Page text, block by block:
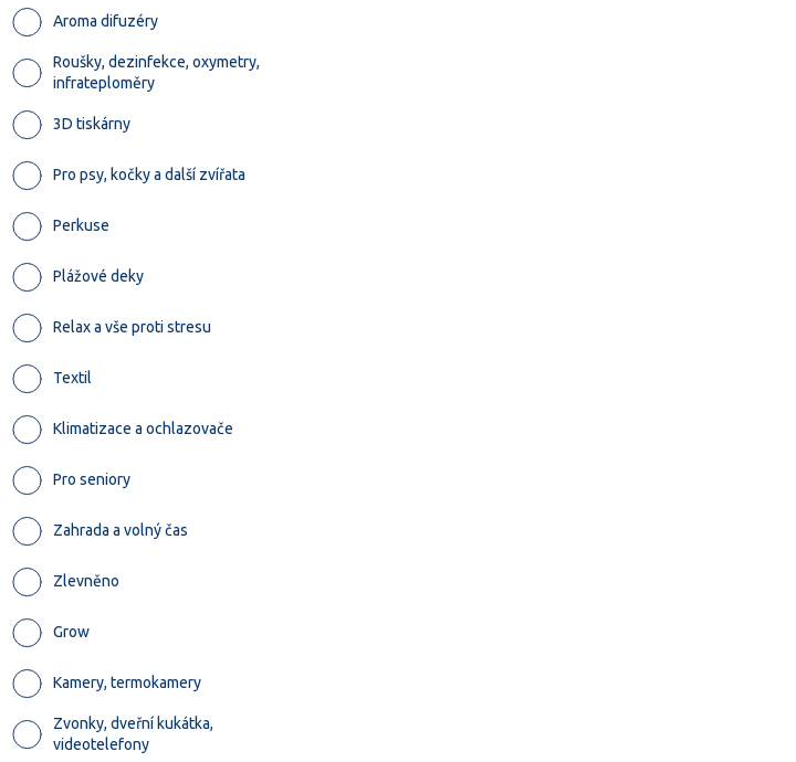
Aroma difuzéry
Roušky, dezinfekce, oxymetry,
infrateploměry
3D tiskárny
Pro psy, kočky a další zvířata
Perkuse
Plážové deky
Relax a vše proti stresu
Textil
Klimatizace a ochlazovače
Pro seniory
Zahrada a volný čas
Zlevněno
Grow
Kamery, termokamery
Zvonky, dveřní kukátka,
videotelefony